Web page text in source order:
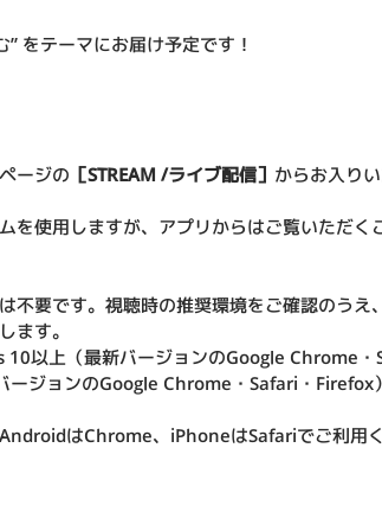
をテーマにお届け予定です！
ージの ［STREAM /ライブ配信］ からお入り
を使用しますが、アプリからはご覧いただく
要です。視聴時の推奨環境をご確認のうえ、
ます。
以上（最新バージョンのGoogle Chrome・
ージョンのGoogle Chrome・Safari・Firefox
はChrome、iPhoneはSafariでご利用く